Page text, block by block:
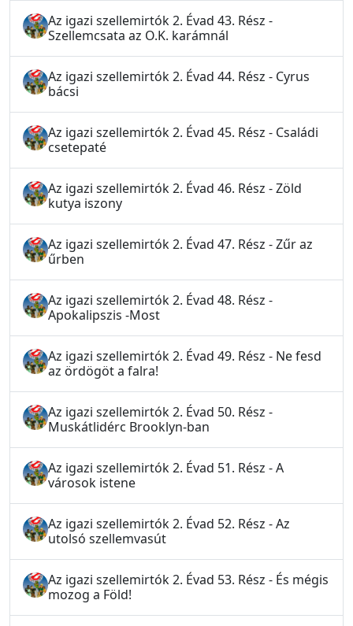
Az igazi szellemirtók 2. Évad 43. Rész -
Szellemcsata az O.K. karámnál
Az igazi szellemirtók 2. Évad 44. Rész - Cyrus
bácsi
Az igazi szellemirtók 2. Évad 45. Rész - Családi
csetepaté
Az igazi szellemirtók 2. Évad 46. Rész - Zöld
kutya iszony
Az igazi szellemirtók 2. Évad 47. Rész - Zűr az
űrben
Az igazi szellemirtók 2. Évad 48. Rész -
Apokalipszis -Most
Az igazi szellemirtók 2. Évad 49. Rész - Ne fesd
az ördögöt a falra!
Az igazi szellemirtók 2. Évad 50. Rész -
Muskátlidérc Brooklyn-ban
Az igazi szellemirtók 2. Évad 51. Rész - A
városok istene
Az igazi szellemirtók 2. Évad 52. Rész - Az
utolsó szellemvasút
Az igazi szellemirtók 2. Évad 53. Rész - És mégis
mozog a Föld!